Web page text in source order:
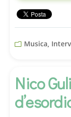
Musica,
Nico